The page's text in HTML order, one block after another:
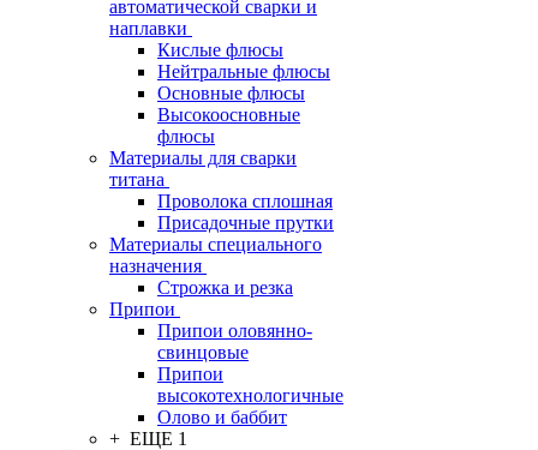
автоматической сварки и
наплавки
Кислые флюсы
Нейтральные флюсы
Основные флюсы
Высокоосновные
флюсы
Материалы для сварки
титана
Проволока сплошная
Присадочные прутки
Материалы специального
назначения
Строжка и резка
Припои
Припои оловянно-
свинцовые
Припои
высокотехнологичные
Олово и баббит
+ ЕЩЕ 1